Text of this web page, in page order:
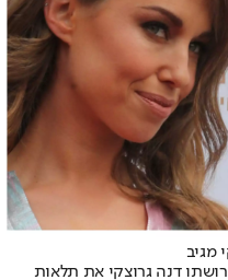
מגיב
דנה גרוצקי את תלאות